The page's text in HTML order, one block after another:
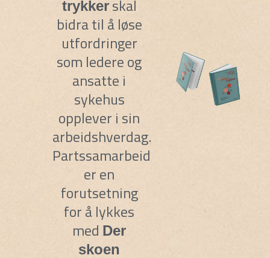
trykkerskal
bidra til å løse
utfordringer
som ledere og
ansatte i
sykehus
opplever i sin
arbeidshverdag.
Partssamarbeid
er en
forutsetning
for å lykkes
med Der
skoen